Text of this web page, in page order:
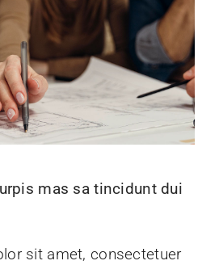
mas sa tincidunt dui
sit amet, consectetuer